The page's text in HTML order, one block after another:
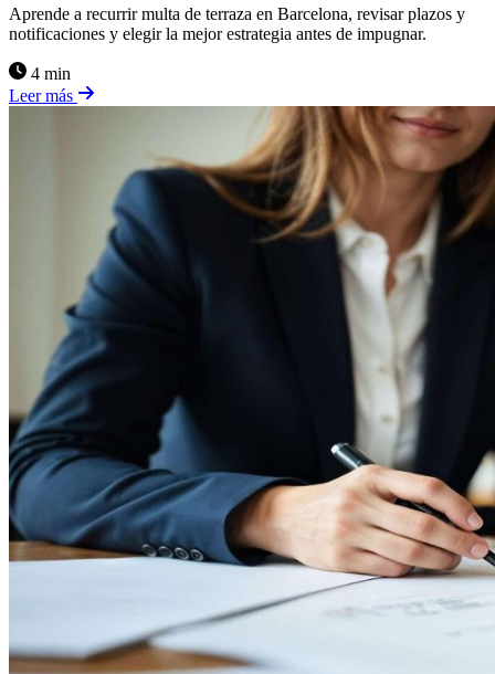
Aprende a recurrir multa de terraza en Barcelona, revisar plazos y
notificaciones y elegir la mejor estrategia antes de impugnar.
4 min
Leer más